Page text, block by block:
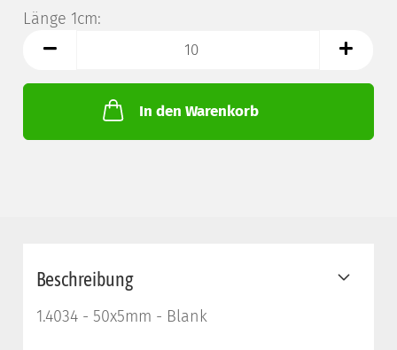
Länge 1cm:
In den Warenkorb
Beschreibung
1.4034 - 50x5mm - Blank